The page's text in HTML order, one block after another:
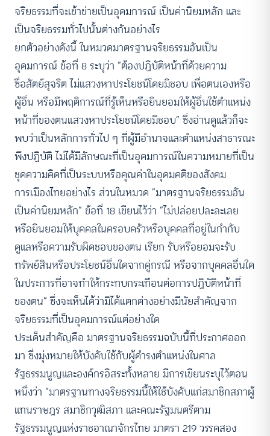
จริยธรรมที่จะเข้าข่ายเป็นอุดมการณ์ เป็นค่านิยมหลัก และ
เป็นจริยธรรมทั่วไปนั้นต่างกันอย่างไร
ยกตัวอย่างดังนี้ ในหมวดมาตรฐานจริยธรรมอันเป็น
อุดมการณ์ ข้อที่ 8 ระบุว่า “ต้องปฏิบัติหน้าที่ด้วยความ
ซื่อสัตย์สุจริต ไม่แสวงหาประโยชน์โดยมิชอบ เพื่อตนเองหรือ
ผู้อื่น หรือมีพฤติการณ์ที่รู้เห็นหรือยินยอมให้ผู้อื่นใช้ตำแหน่ง
หน้าที่ของตนแสวงหาประโยชน์โดยมิชอบ” ซึ่งอ่านดูแล้วก็จะ
พบว่าเป็นหลักการทั่วไป ๆ ที่ผู้มีอำนาจและตำแหน่งสาธารณะ
พึงปฏิบัติ ไม่ได้มีลักษณะที่เป็นอุดมการณ์ในความหมายที่เป็น
ชุดความคิดที่เป็นระบบหรือคุณค่าในอุดมคติของสังคม
การเมืองไทยอย่างไร ส่วนในหมวด “มาตรฐานจริยธรรมอัน
เป็นค่านิยมหลัก” ข้อที่ 18 เขียนไว้ว่า “ไม่ปล่อยปละละเลย
หรือยินยอมให้บุคคลในครอบครัวหรือบุคคลที่อยู่ในกำกับ
ดูแลหรือความรับผิดชอบของตน เรียก รับหรือยอมจะรับ
ทรัพย์สินหรือประโยชน์อื่นใดจากคู่กรณี หรือจากบุคคลอื่นใด
ในประการที่อาจทำให้กระทบกระเทือนต่อการปฏิบัติหน้าที่
ของตน” ซึ่งจะเห็นได้ว่ามิได้แตกต่างอย่างมีนัยสำคัญจาก
จริยธรรมที่เป็นอุดมการณ์แต่อย่างใด
ประเด็นสำคัญคือ มาตรฐานจริยธรรมฉบับนี้ที่ประกาศออก
มา ซึ่งมุ่งหมายให้บังคับใช้กับผู้ดำรงตำแหน่งในศาล
รัฐธรรมนูญและองค์กรอิสระทั้งหลาย มีการเขียนระบุไว้ตอน
หนึ่งว่า “มาตรฐานทางจริยธรรมนี้ให้ใช้บังคับแก่สมาชิกสภาผู้
แทนราษฎร สมาชิกวุฒิสภา และคณะรัฐมนตรีตาม
รัฐธรรมนูญแห่งราชอาณาจักรไทย มาตรา 219 วรรคสอง